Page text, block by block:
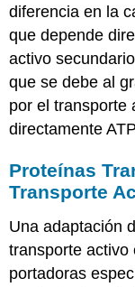
diferencia en la
que depende
activo secundario
que se debe al
por el transporte
directamente
Proteínas
Transporte
Una adaptación
transporte activo
portadoras